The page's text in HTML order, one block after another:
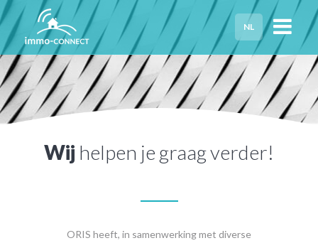
NL
HOME
PRIVACY
Wij helpen je graag verder!
ORIS heeft, in samenwerking met diverse